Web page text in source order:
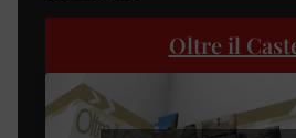
Oltre il